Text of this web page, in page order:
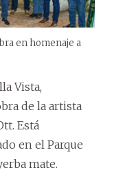
en homenaje a
Vista,
de la artista
Está
en el Parque
mate.